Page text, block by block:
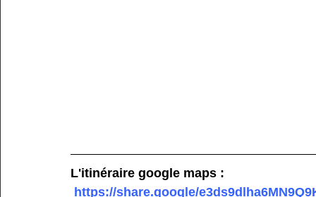
L'itinéraire google maps :
https://share.google/